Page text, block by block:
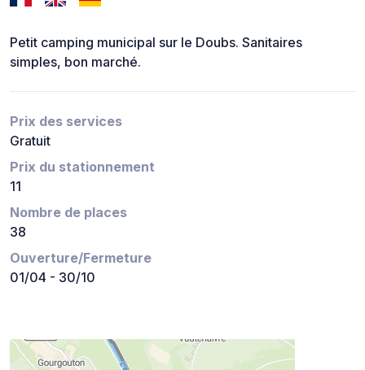
Petit camping municipal sur le Doubs. Sanitaires
simples, bon marché.
Prix des services
Gratuit
Prix du stationnement
11
Nombre de places
38
Ouverture/Fermeture
01/04 - 30/10